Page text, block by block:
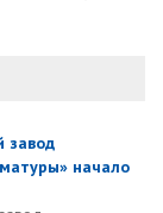
завод
начало